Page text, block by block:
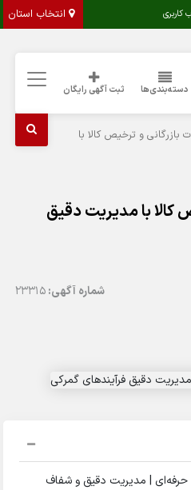
انتخاب استان
دسته‌بندی‌ها ثبت آگهی رایگان
بازرگانی و ترخیص کالا با
کالا با مدیریت دقیق
شماره آگهی:23315
حرفه‌ای | مدیریت دقیق و شفاف